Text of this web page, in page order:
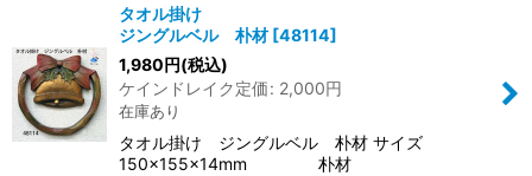
タオル掛け
ジングルベル 朴材 [48114]
1,980円(税込)
ケインドレイク定価: 2,000円
在庫あり
タオル掛け ジングルベル 朴材 サイズ
150×155×14mm 朴材